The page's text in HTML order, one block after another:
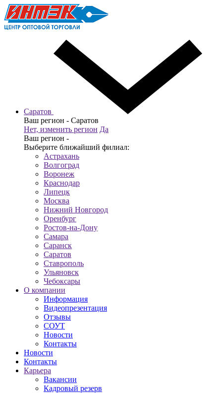
Саратов
Ваш регион - Саратов
Нет, изменить регион Да
Ваш регион -
Выберите ближайший филиал:
Астрахань
Волгоград
Воронеж
Краснодар
Липецк
Москва
Нижний Новгород
Оренбург
Ростов-на-Дону
Самара
Саранск
Саратов
Ставрополь
Ульяновск
Чебоксары
О компании
Информация
Видеопрезентация
Отзывы
СОУТ
Новости
Контакты
Новости
Контакты
Карьера
Вакансии
Кадровый резерв